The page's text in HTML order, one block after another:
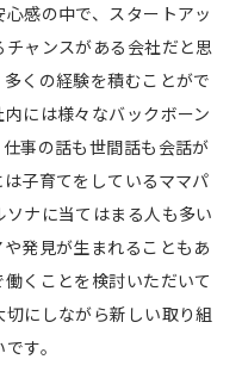
感の中で、スタートアッ
ャンスがある会社だと思
くの経験を積むことがで
には様々なバックボーン
事の話も世間話も会話が
子育てをしているママパ
ナに当てはまる人も多い
発見が生まれることもあ
くことを検討いただいて
にしながら新しい取り組
す。